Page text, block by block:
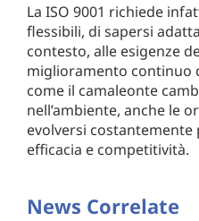
La ISO 9001 richiede
flessibili, di sapersi
contesto, alle esigenze
miglioramento continuo
come il camaleonte
nell’ambiente, anche le
evolversi
efficacia e competitività.
News Correlate